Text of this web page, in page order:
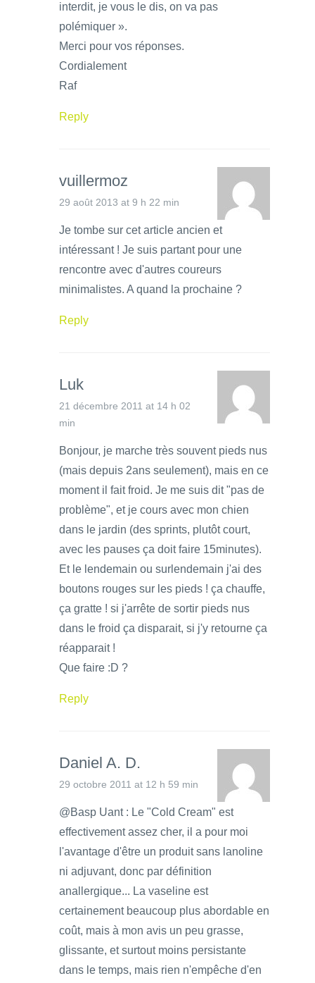
interdit, je vous le dis, on va pas
polémiquer ».
Merci pour vos réponses.
Cordialement
Raf
Reply
vuillermoz
29 août 2013 at 9 h 22 min
Je tombe sur cet article ancien et
intéressant ! Je suis partant pour une
rencontre avec d'autres coureurs
minimalistes. A quand la prochaine ?
Reply
Luk
21 décembre 2011 at 14 h 02
min
Bonjour, je marche très souvent pieds nus
(mais depuis 2ans seulement), mais en ce
moment il fait froid. Je me suis dit "pas de
problème", et je cours avec mon chien
dans le jardin (des sprints, plutôt court,
avec les pauses ça doit faire 15minutes).
Et le lendemain ou surlendemain j'ai des
boutons rouges sur les pieds ! ça chauffe,
ça gratte ! si j'arrête de sortir pieds nus
dans le froid ça disparait, si j'y retourne ça
réapparait !
Que faire :D ?
Reply
Daniel A. D.
29 octobre 2011 at 12 h 59 min
@Basp Uant : Le "Cold Cream" est
effectivement assez cher, il a pour moi
l'avantage d'être un produit sans lanoline
ni adjuvant, donc par définition
anallergique... La vaseline est
certainement beaucoup plus abordable en
coût, mais à mon avis un peu grasse,
glissante, et surtout moins persistante
dans le temps, mais rien n'empêche d'en